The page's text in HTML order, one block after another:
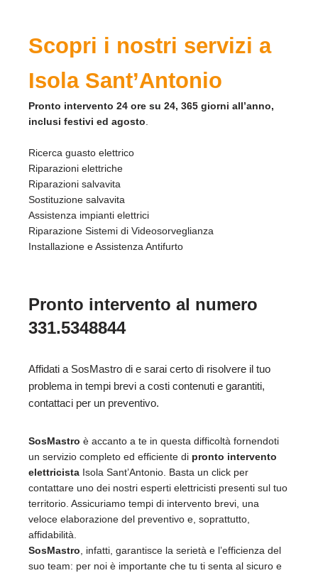
Scopri i nostri servizi a
Isola Sant’Antonio
Pronto intervento 24 ore su 24, 365 giorni all’anno,
inclusi festivi ed agosto
Ricerca guasto elettrico
Riparazioni elettriche
Riparazioni salvavita
Sostituzione salvavita
Assistenza impianti elettrici
Riparazione Sistemi di Videosorveglianza
Installazione e Assistenza Antifurto
Pronto intervento al numero
331.5348844
Affidati a SosMastro di e sarai certo di risolvere il tuo
problema in tempi brevi a costi contenuti e garantiti,
contattaci per un preventivo.
SosMastro è accanto a te in questa difficoltà fornendoti
un servizio completo ed efficiente di pronto intervento
elettricista Isola Sant’Antonio. Basta un click per
contattare uno dei nostri esperti elettricisti presenti sul tuo
territorio. Assicuriamo tempi di intervento brevi, una
veloce elaborazione del preventivo e, soprattutto,
affidabilità.
SosMastro , infatti, garantisce la serietà e l’efficienza del
suo team: per noi è importante che tu ti senta al sicuro e